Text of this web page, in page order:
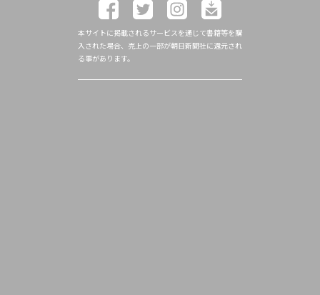
本サイトに掲載されるサービスを通じて書籍等を購
入された場合、売上の一部が朝日新聞社に還元され
る事があります。